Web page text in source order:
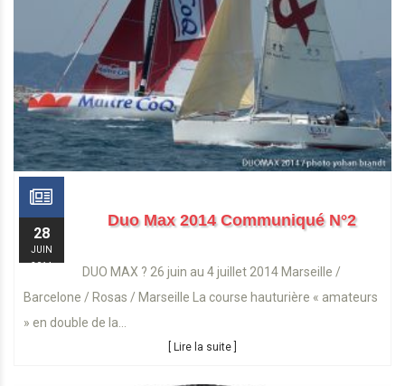
28
JUIN
2014
Duo Max 2014 Communiqué N°2
DUO MAX ? 26 juin au 4 juillet 2014 Marseille /
Barcelone / Rosas / Marseille La course hauturière « amateurs
» en double de la...
[ Lire la suite ]